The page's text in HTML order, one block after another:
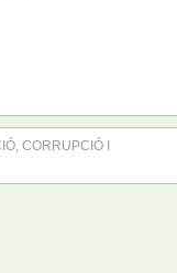
CORRUPCIÓ I